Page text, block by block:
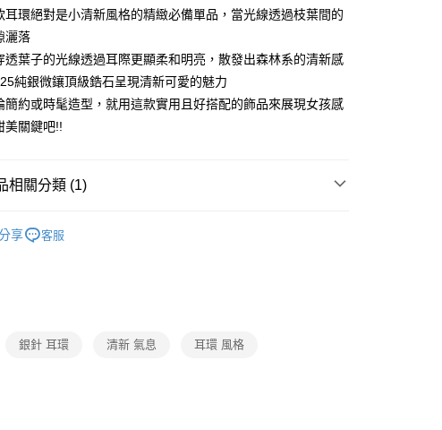
耳環絕對是小清新風格的精緻必備單品，當光線透過枝葉間的
灑落
透葉子的光線透過耳際更顯柔和明亮，散發出森林系的清新感
純銀微鑲頂級鋯石呈現清新可愛的魅力
簡約或時髦造型，就用這款實用且好搭配的飾品來展現女孩感
美關鍵吧!!
相關分類 (1)
享
客服
銀針 耳環 清新 氣息 耳環 風格